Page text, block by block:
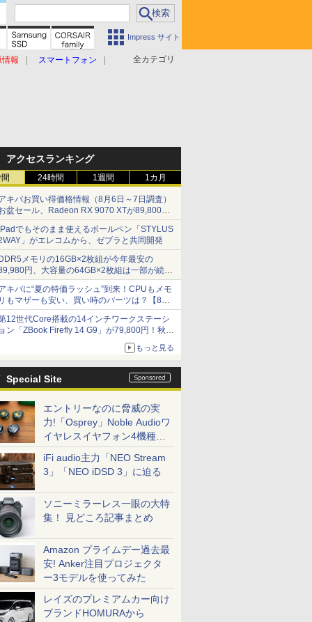
Impress サイト
全カテゴリ
情報 スマートフォン
アクセスランキング
24時間 1週間 1カ月
キバお買い得価格情報（8月6日～7日調査）
盆セール、Radeon RX 9070 XTが89,800
、水平周波数24.8kHz対応の17型モニターが
円、暑さ指数連動セール ほか
でもそのまま使えるボールペン「STYLUS
」がエレコムから、ゼブラと共同開発
メモリの16GB×2枚組が今年最安の
円、大容量の64GB×2枚組は一部が続騰
月前半のメモリ価格]
キバに“夏の特価ラッシュ”到来！CPUもメモ
もマザーも安い、買い時のパーツは？【8月7
(金)22時配信】
12世代Core搭載の14インチワークステーシ
ン「ZBook Firefly 14 G9」が79,800円！秋葉
もっと見る
Special Site
エントリーなのに脅威の実
力!「Osprey」Noble Audioワ
イヤレスイヤフォン4機種を
一気に聴く
iFi audio主力「NEO Stream
3」「NEO iDSD 3」に迫る
ソニーミラーレス一眼の大特
集！ 見どころ記事まとめ
Amazon プライムデー過去最
安! Anker注目プロジェクタ
ー3モデルを使ってみた
レイズのプレミアムカー向け
ブランドHOMURAから